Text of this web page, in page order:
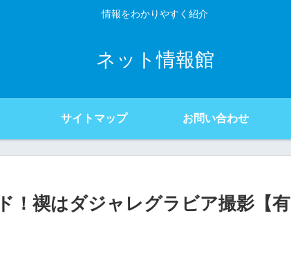
情報をわかりやすく紹介
ネット情報館
サイトマップ お問い合わせ
！禊はダジャレグラビア撮影【有